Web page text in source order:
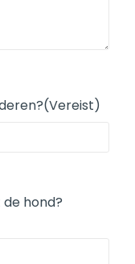
(Vereist)
hond?